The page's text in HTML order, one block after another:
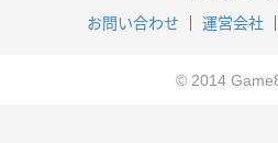
お問い合わせ
運営会社
© 2014